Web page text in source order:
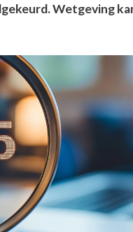
Wetgeving